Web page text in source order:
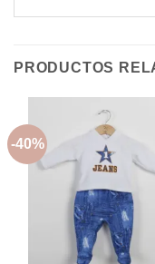
PRODUCTOS
-40%